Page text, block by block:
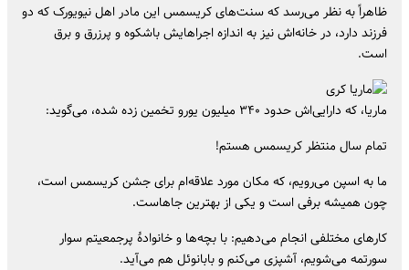
ظاهراً به نظر می‌رسد که سنت‌های کریسمس این مادر اهل نیویورک که دو
فرزند دارد، در خانه‌اش نیز به اندازه اجراهایش باشکوه و پرزرق و برق
است.
ماریا، که دارایی‌اش حدود ۳۴۰ میلیون یورو تخمین زده شده، می‌گوید:
تمام سال منتظر کریسمس هستم!
ما به اسپن می‌رویم، که مکان مورد علاقه‌ام برای جشن کریسمس است،
چون همیشه برفی است و یکی از بهترین جاهاست.
کارهای مختلفی انجام می‌دهیم: با بچه‌ها و خانوادهٔ پرجمعیتم سوار
سورتمه می‌شویم، آشپزی می‌کنم و بابانوئل هم می‌آید.